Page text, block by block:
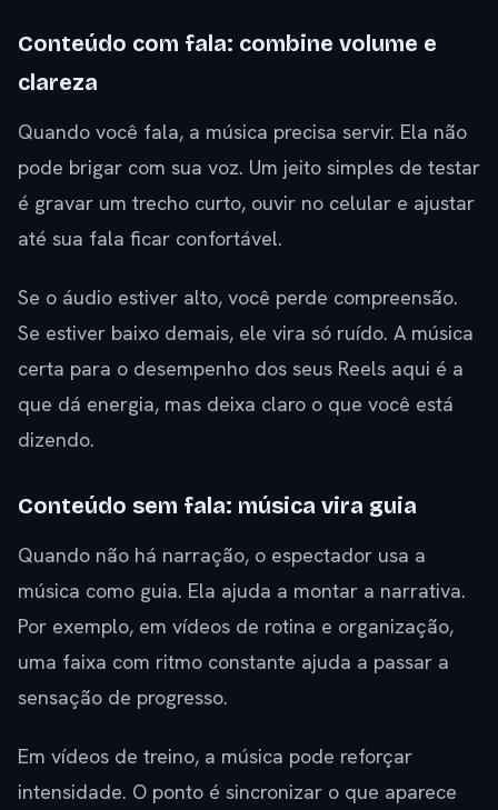
Conteúdo com fala: combine volume e
clareza
Quando você fala, a música precisa servir. Ela não
pode brigar com sua voz. Um jeito simples de testar
é gravar um trecho curto, ouvir no celular e ajustar
até sua fala ficar confortável.
Se o áudio estiver alto, você perde compreensão.
Se estiver baixo demais, ele vira só ruído. A música
certa para o desempenho dos seus Reels aqui é a
que dá energia, mas deixa claro o que você está
dizendo.
Conteúdo sem fala: música vira guia
Quando não há narração, o espectador usa a
música como guia. Ela ajuda a montar a narrativa.
Por exemplo, em vídeos de rotina e organização,
uma faixa com ritmo constante ajuda a passar a
sensação de progresso.
Em vídeos de treino, a música pode reforçar
intensidade. O ponto é sincronizar o que aparece